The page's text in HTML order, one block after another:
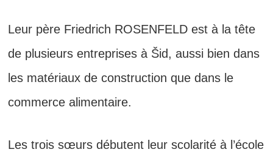
Leur père Friedrich ROSENFELD est à la tête
de plusieurs entreprises à Šid, aussi bien dans
les matériaux de construction que dans le
commerce alimentaire.
Les trois sœurs débutent leur scolarité à l’école